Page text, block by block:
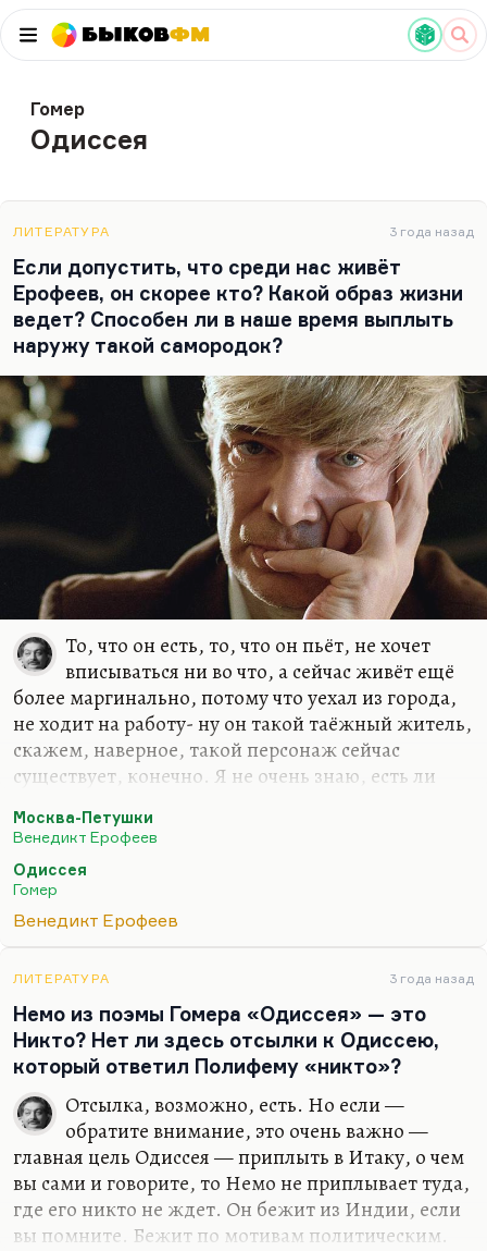
БыковФМ
Гомер
Одиссея
ЛИТЕРАТУРА 3 года назад
Если допустить, что среди нас живёт
Ерофеев, он скорее кто? Какой образ жизни
ведет? Способен ли в наше время выплыть
наружу такой самородок?
То, что он есть, то, что он пьёт, не хочет
вписываться ни во что, а сейчас живёт ещё
более маргинально, потому что уехал из города,
не ходит на работу- ну он такой таёжный житель,
скажем, наверное, такой персонаж сейчас
существует, конечно. Я не очень знаю, есть ли
ночных сторожей. Думаю, нет. Но
разнообразные, это именно не выживальцы,
говоря словами Линор Горалик, о не те, кто
выживают любой ценой – а это люди склада
Хвостенко,«Хочу лежать с любимой рядом, а с
внутренней свободы, внутреннего несогласия со
всей этой позорной скучной ерундой — вот так бы
я сказал. Иванов на остановке. Кстати, я оказывал
всегда,…
Москва-Петушки
Венедикт Ерофеев
Одиссея
Гомер
Венедикт Ерофеев
ЛИТЕРАТУРА 3 года назад
Немо из поэмы Гомера «Одиссея» — это
Никто? Нет ли здесь отсылки к Одиссею,
который ответил Полифему «никто»?
Отсылка, возможно, есть. Но если —
обратите внимание, это очень важно —
главная цель Одиссея — приплыть в Итаку, о чем
вы сами и говорите, то Немо не приплывает туда,
где его никто не ждет. Он бежит из Индии, если
вы помните. Бежит по мотивам политическим.